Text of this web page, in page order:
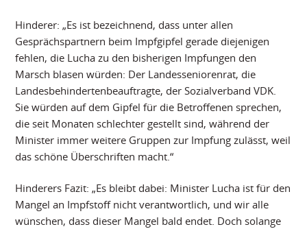
Hinderer: „Es ist bezeichnend, dass unter allen
Gesprächspartnern beim Impfgipfel gerade diejenigen
fehlen, die Lucha zu den bisherigen Impfungen den
Marsch blasen würden: Der Landesseniorenrat, die
Landesbehindertenbeauftragte, der Sozialverband VDK.
Sie würden auf dem Gipfel für die Betroffenen sprechen,
die seit Monaten schlechter gestellt sind, während der
Minister immer weitere Gruppen zur Impfung zulässt, weil
das schöne Überschriften macht.“
Hinderers Fazit: „Es bleibt dabei: Minister Lucha ist für den
Mangel an Impfstoff nicht verantwortlich, und wir alle
wünschen, dass dieser Mangel bald endet. Doch solange